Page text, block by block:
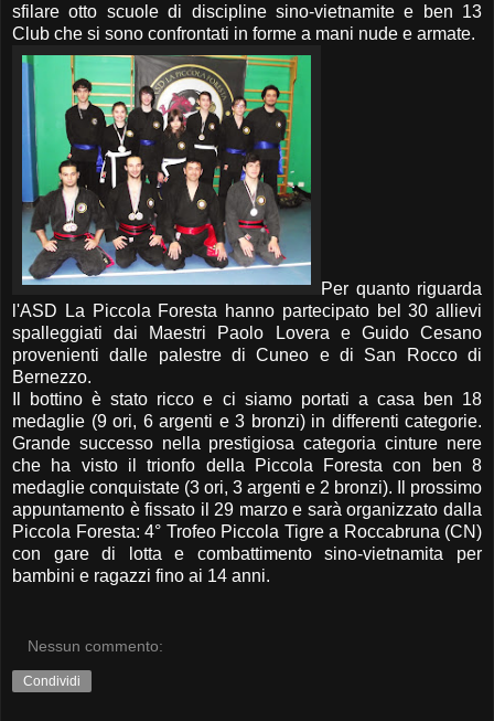
sfilare otto scuole di discipline sino-vietnamite e ben 13
Club che si sono confrontati in forme a mani nude e armate.
Per quanto riguarda
l'ASD La Piccola Foresta hanno partecipato bel 30 allievi
spalleggiati dai Maestri Paolo Lovera e Guido Cesano
provenienti dalle palestre di Cuneo e di San Rocco di
Bernezzo.
Il bottino è stato ricco e ci siamo portati a casa ben 18
medaglie (9 ori, 6 argenti e 3 bronzi) in differenti categorie.
Grande successo nella prestigiosa categoria cinture nere
che ha visto il trionfo della Piccola Foresta con ben 8
medaglie conquistate (3 ori, 3 argenti e 2 bronzi). Il prossimo
appuntamento è fissato il 29 marzo e sarà organizzato dalla
Piccola Foresta: 4° Trofeo Piccola Tigre a Roccabruna (CN)
con gare di lotta e combattimento sino-vietnamita per
bambini e ragazzi fino ai 14 anni.
Nessun commento:
Condividi